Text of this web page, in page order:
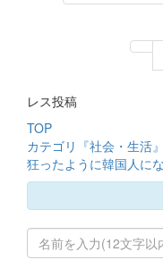
レス投稿
TOP
カテゴリ『社会・生活』
狂ったように韓国人に